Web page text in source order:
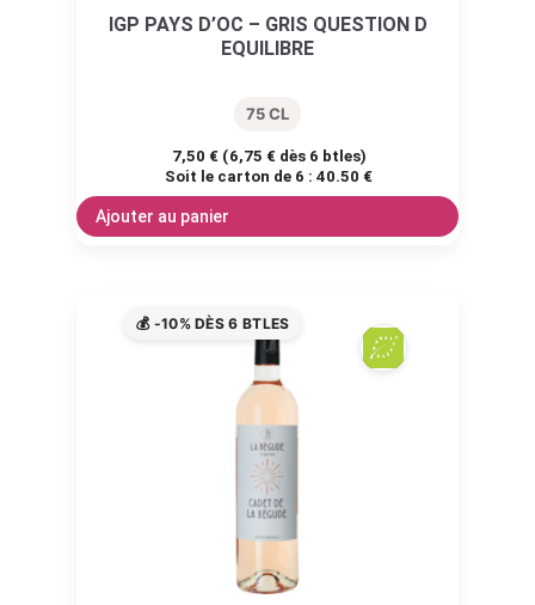
IGP PAYS D’OC – GRIS QUESTION D
EQUILIBRE
75 CL
7,50 € (6,75 € dès 6 btles)
Soit le carton de 6 : 40.50 €
Ajouter au panier
💰 -10% DÈS 6 BTLES